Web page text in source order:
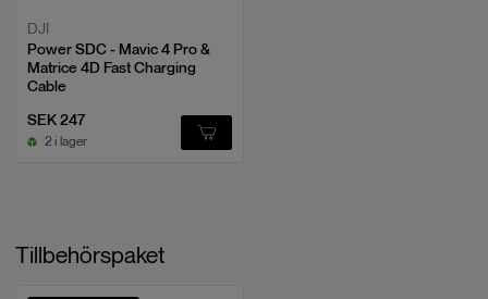
DJI
Power SDC - Mavic 4 Pro &
Matrice 4D Fast Charging
Cable
SEK 247
2 i lager
Tillbehörspaket